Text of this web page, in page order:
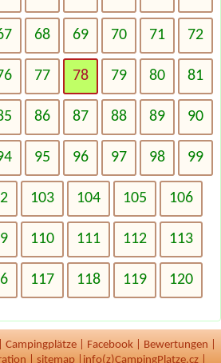
68 69 70 71 72
77 78 79 80 81
86 87 88 89 90
95 96 97 98 99
103 104 105 106
110 111 112 113
117 118 119 120
Campingplätze Facebook Bewertungen
sitemap info(z)CampingPlatze.cz |